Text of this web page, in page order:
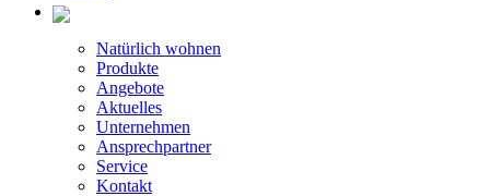
Natürlich wohnen
Produkte
Angebote
Aktuelles
Unternehmen
Ansprechpartner
Service
Kontakt